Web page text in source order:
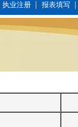
执业注册 报表填写